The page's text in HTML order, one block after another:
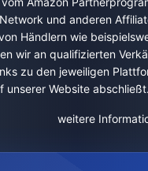
und anderen
Händlern wie
wir an qualifizierten
zu den jeweiligen
unserer Website abschließt.
weitere